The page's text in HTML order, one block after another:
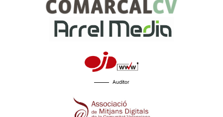
Auditor